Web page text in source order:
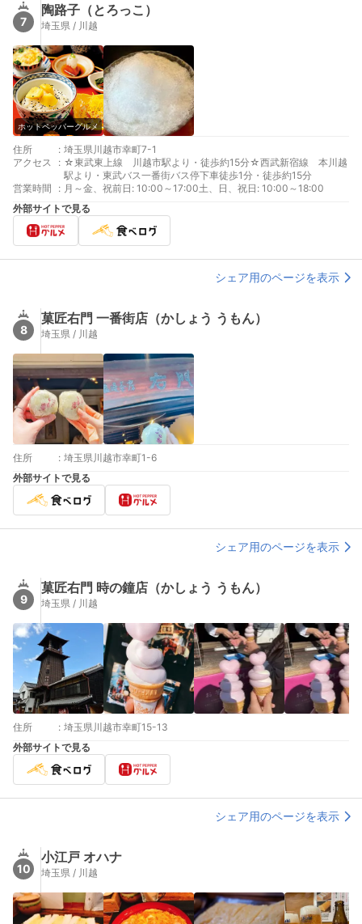
7
陶路子（とろっこ）
埼玉県 / 川越
ホットペッパーグルメ
住所 : 埼玉県川越市幸町7-1
アクセス
: ☆東武東上線 川越市駅より・徒歩約15分☆西武新宿線 本川越
駅より・東武バス一番街バス停下車徒歩1分・徒歩約15分
営業時間
: 月～金、祝前日: 10:00～17:00土、日、祝日: 10:00～18:00
外部サイトで見る
シェア用のページを表示
8
菓匠右門 一番街店（かしょう うもん）
埼玉県 / 川越
住所 : 埼玉県川越市幸町1-6
外部サイトで見る
シェア用のページを表示
9
菓匠右門 時の鐘店（かしょう うもん）
埼玉県 / 川越
住所 : 埼玉県川越市幸町15-13
外部サイトで見る
シェア用のページを表示
10
小江戸 オハナ
埼玉県 / 川越